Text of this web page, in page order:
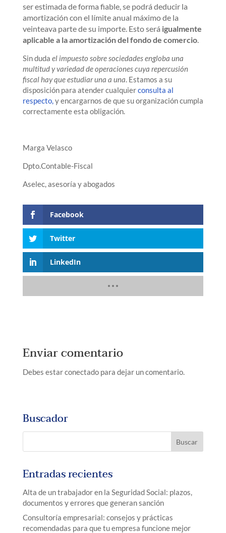
ser estimada de forma fiable, se podrá deducir la
amortización con el límite anual máximo de la
veinteava parte de su importe. Esto será igualmente
aplicable a la amortización del fondo de comercio.
Sin duda el impuesto sobre sociedades engloba una
multitud y variedad de operaciones cuya repercusión
fiscal hay que estudiar una a una. Estamos a su
disposición para atender cualquierconsulta al
respecto,y encargarnos de que su organización cumpla
correctamente esta obligación.
Marga Velasco
Dpto.Contable-Fiscal
Aselec, asesoría y abogados
Facebook
Twitter
LinkedIn
Enviar comentario
Debes estar conectado para dejar un comentario.
Buscador
Entradas recientes
Alta de un trabajador en la Seguridad Social: plazos,
documentos y errores que generan sanción
Consultoría empresarial: consejos y prácticas
recomendadas para que tu empresa funcione mejor